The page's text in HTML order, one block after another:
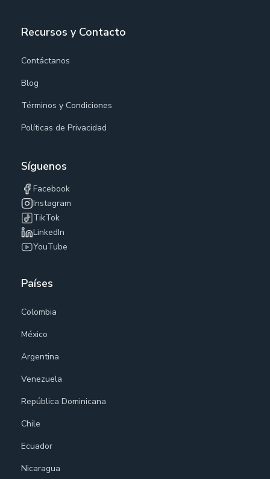
Recursos y Contacto
Contáctanos
Blog
Términos y Condiciones
Políticas de Privacidad
Síguenos
Facebook
Instagram
TikTok
LinkedIn
YouTube
Países
Colombia
México
Argentina
Venezuela
República Dominicana
Chile
Ecuador
Nicaragua